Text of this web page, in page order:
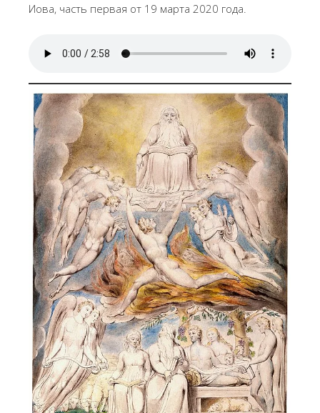
Иова, часть первая от 19 марта 2020 года.